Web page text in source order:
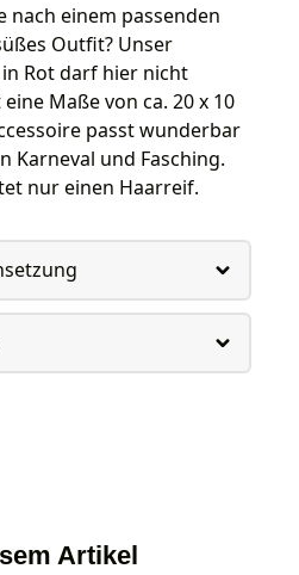
nach einem passenden
Outfit? Unser
Rot darf hier nicht
Maße von ca. 20 x 10
passt wunderbar
Karneval und Fasching.
nur einen Haarreif.
Artikel